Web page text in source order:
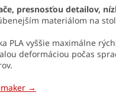
presnosťou detailov,
materiálom na
PLA vyššie maximálne
deformáciou počas
→